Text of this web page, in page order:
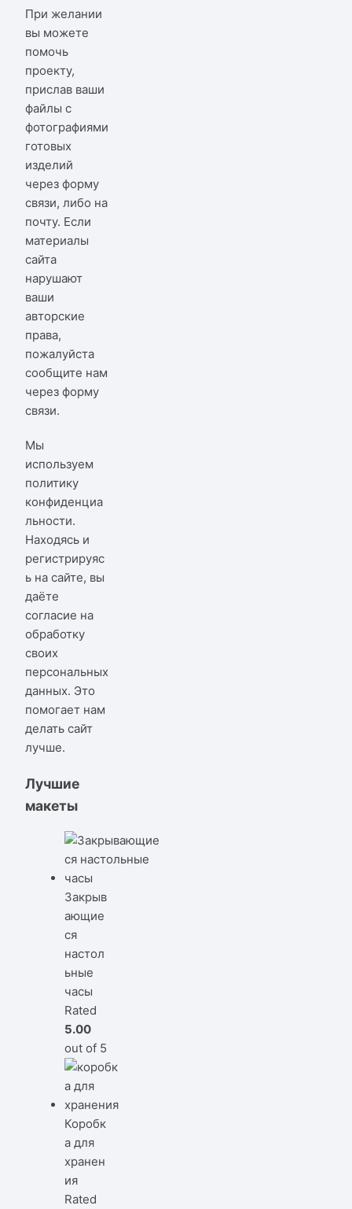
При желании
вы можете
помочь
проекту,
прислав ваши
файлы с
фотографиями
готовых
изделий
через форму
связи, либо на
почту. Если
материалы
сайта
нарушают
ваши
авторские
права,
пожалуйста
сообщите нам
черезформу
связи.
Мы
используем
политику
конфиденциа
льности.
Находясь и
регистрируяс
ь на сайте, вы
даёте
согласие на
обработку
своих
персональных
данных. Это
помогает нам
делать сайт
лучше.
Лучшие
макеты
Закрыв
ающие
ся
настол
ьные
часы
Rated
5.00
out of 5
Коробк
а для
хранен
ия
Rated